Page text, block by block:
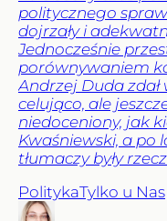
politycznego
dojrzały i
Jednocześnie
porównywaniem
Andrzej Duda
celująco, ale
niedoceniony, jak
Kwaśniewski, a po
tłumaczy były
PolitykaTylko u Nas